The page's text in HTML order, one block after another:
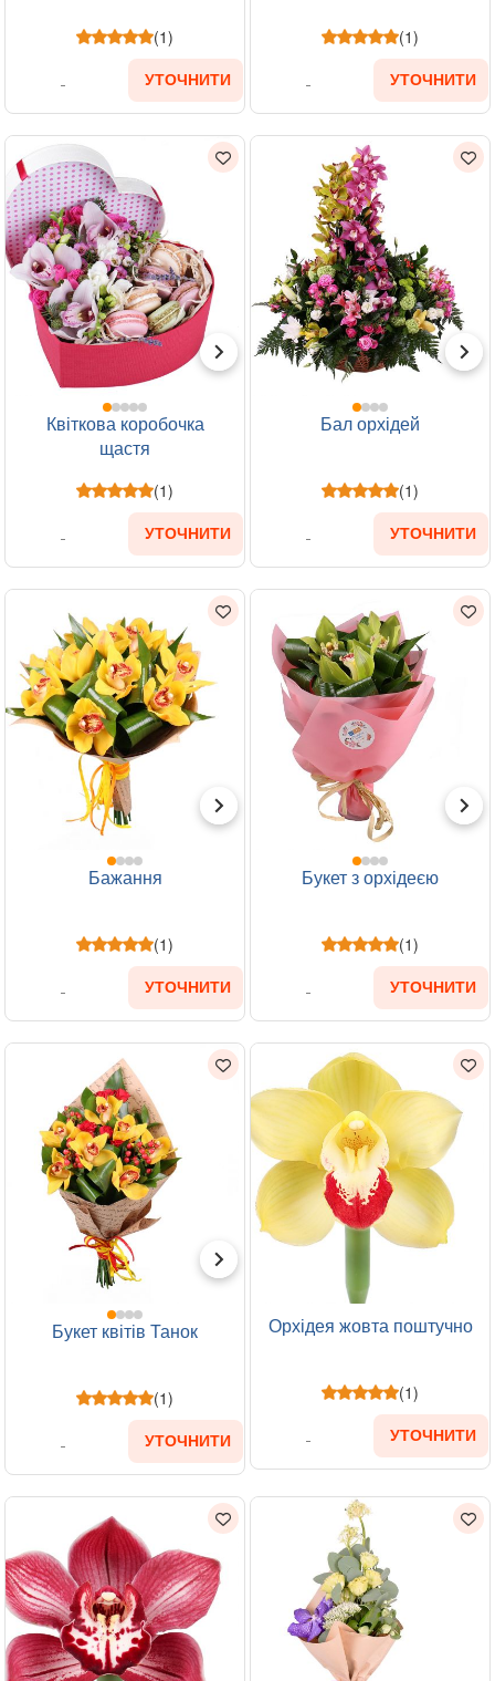
(1)
УТОЧНИТИ
(1)
УТОЧНИТИ
Квіткова коробочка
щастя
(1)
УТОЧНИТИ
Бал орхідей
(1)
УТОЧНИТИ
Бажання
(1)
УТОЧНИТИ
Букет з орхідеєю
(1)
УТОЧНИТИ
Букет квітів Танок
(1)
УТОЧНИТИ
Орхідея жовта поштучно
(1)
УТОЧНИТИ